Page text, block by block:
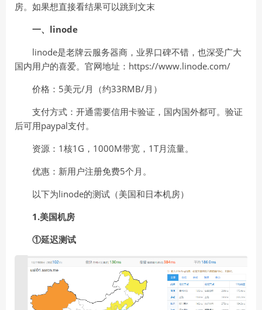
房。如果想直接看结果可以跳到文末
一、linode
linode是老牌云服务器商，业界口碑不错，也深受广大
国内用户的喜爱。官网地址：https://www.linode.com/
价格：5美元/月（约33RMB/月）
支付方式：开通需要信用卡验证，国内国外都可。验证
后可用paypal支付。
资源：1核1G，1000M带宽，1T月流量。
优惠：新用户注册免费5个月。
以下为linode的测试（美国和日本机房）
1.美国机房
①延迟测试